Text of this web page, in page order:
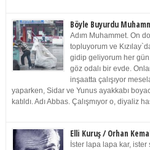
Böyle Buyurdu
Adım Muhammet. On
topluyorum ve
gidip geliyorum her
göz odalı bir evde.
inşaatta çalışıyor
yaparken, Sidar ve Yunus ayakkabı
katıldı. Adı Abbas. Çalışmıyor o, diyaliz
Elli Kuruş / Orhan
İster lapa lapa kar, ister